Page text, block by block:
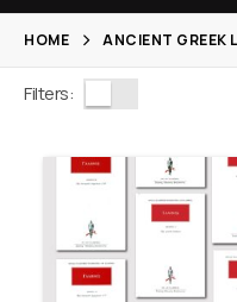
HOME ANCIENT GREEK
Filters: